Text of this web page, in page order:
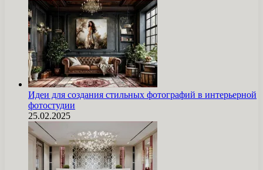
Идеи для создания стильных фотографий в интерьерной
фотостудии
25.02.2025